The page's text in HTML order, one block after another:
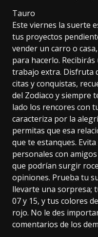
Tauro
Este viernes la suerte
tus proyectos
vender un carro o
para hacerlo.
trabajo extra. Disfruta
citas y conquistas,
del Zodiaco y siempre
lado los rencores con
caracteriza por la
permitas que esa
que te estanques.
personales con
que podrían surgir
opiniones. Prueba tu
llevarte una sorpresa;
07 y 15, y tus colores
rojo. No le des
comentarios de los